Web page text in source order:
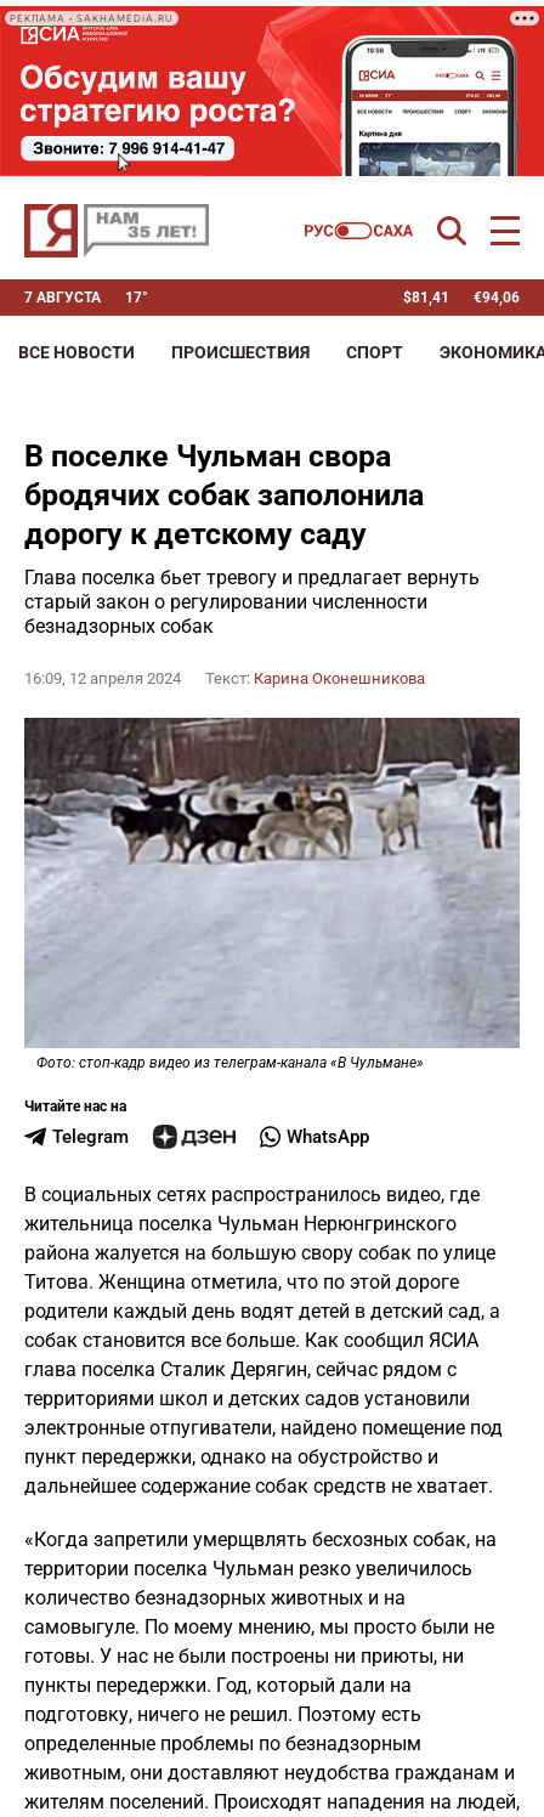
РЕКЛАМА • SAKHAMEDIA.RU
7 АВГУСТА 17° $81,41 €94,06
ВСЕ НОВОСТИ ПРОИСШЕСТВИЯ СПОРТ
В поселке Чульман свора
бродячих собак заполонила
дорогу к детскому саду
Глава поселка бьет тревогу и предлагает вернуть
старый закон о регулировании численности
безнадзорных собак
16:09, 12 апреля 2024 Текст: Карина Оконешникова
Фото: стоп-кадр видео из телеграм-канала «В Чульмане»
Читайте нас на
Telegram WhatsApp
В социальных сетях распространилось видео, где
жительница поселка Чульман Нерюнгринского
района жалуется на большую свору собак по улице
Титова. Женщина отметила, что по этой дороге
родители каждый день водят детей в детский сад, а
собак становится все больше. Как сообщил ЯСИА
глава поселка Сталик Дерягин, сейчас рядом с
территориями школ и детских садов установили
электронные отпугиватели, найдено помещение под
пункт передержки, однако на обустройство и
дальнейшее содержание собак средств не хватает.
«Когда запретили умерщвлять бесхозных собак, на
территории поселка Чульман резко увеличилось
количество безнадзорных животных и на
самовыгуле. По моему мнению, мы просто были не
готовы. У нас не были построены ни приюты, ни
пункты передержки. Год, который дали на
подготовку, ничего не решил. Поэтому есть
определенные проблемы по безнадзорным
животным, они доставляют неудобства гражданам и
жителям поселений. Происходят нападения на людей,